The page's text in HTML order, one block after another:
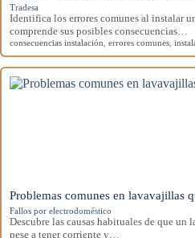
Tradesa
Identifica los errores comunes al instalar
comprende sus posibles consecuencias…
consecuencias instalación errores comunes
Problemas comunes en lavavajillas
Fallos por electrodoméstico
Descubre las causas habituales de que un
pese a tener corriente y…